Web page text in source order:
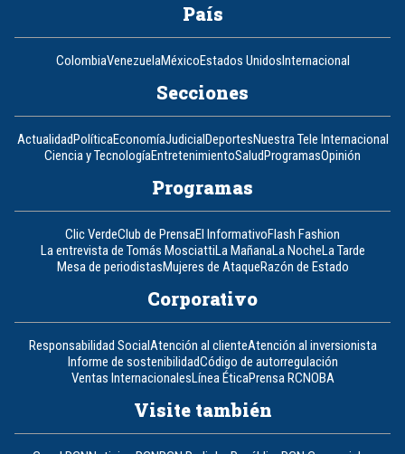
País
ColombiaVenezuelaMéxicoEstados UnidosInternacional
Secciones
ActualidadPolíticaEconomíaJudicialDeportesNuestra Tele Internacional
Ciencia y TecnologíaEntretenimientoSaludProgramasOpinión
Programas
Clic VerdeClub de PrensaEl InformativoFlash Fashion
La entrevista de Tomás MosciattiLa MañanaLa NocheLa Tarde
Mesa de periodistasMujeres de AtaqueRazón de Estado
Corporativo
Responsabilidad SocialAtención al clienteAtención al inversionista
Informe de sostenibilidadCódigo de autorregulación
Ventas InternacionalesLínea ÉticaPrensa RCNOBA
Visite también